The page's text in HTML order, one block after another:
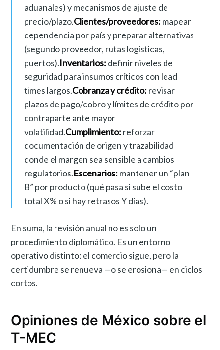
aduanales) y mecanismos de ajuste de
precio/plazo.Clientes/proveedores: mapear
dependencia por país y preparar alternativas
(segundo proveedor, rutas logísticas,
puertos).Inventarios: definir niveles de
seguridad para insumos críticos con lead
times largos.Cobranza y crédito: revisar
plazos de pago/cobro y límites de crédito por
contraparte ante mayor
volatilidad.Cumplimiento: reforzar
documentación de origen y trazabilidad
donde el margen sea sensible a cambios
regulatorios.Escenarios: mantener un “plan
B” por producto (qué pasa si sube el costo
total X% o si hay retrasos Y días).
En suma, la revisión anual no es solo un
procedimiento diplomático. Es un entorno
operativo distinto: el comercio sigue, pero la
certidumbre se renueva —o se erosiona— en ciclos
cortos.
Opiniones de México sobre el
T-MEC